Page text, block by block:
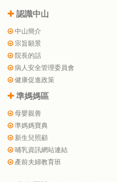
認識中山
中山簡介
宗旨願景
院長的話
病人安全管理委員會
健康促進政策
準媽媽區
母嬰親善
準媽媽寶典
新生兒照顧
哺乳資訊網站連結
產前夫婦教育班